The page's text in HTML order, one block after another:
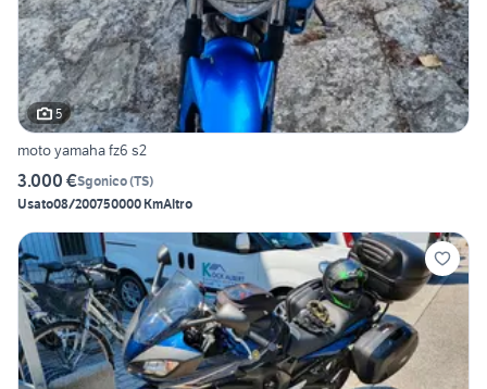
5
moto yamaha fz6 s2
3.000 €Sgonico(TS)
Usato08/200750000 KmAltro